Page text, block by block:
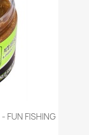
FISHING